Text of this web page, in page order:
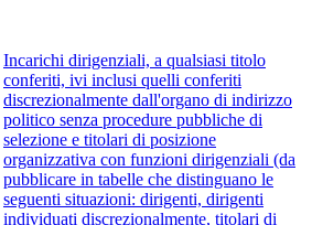
Incarichi dirigenziali, a qualsiasi titolo
conferiti, ivi inclusi quelli conferiti
discrezionalmente dall'organo di indirizzo
politico senza procedure pubbliche di
selezione e titolari di posizione
organizzativa con funzioni dirigenziali (da
pubblicare in tabelle che distinguano le
seguenti situazioni: dirigenti, dirigenti
individuati discrezionalmente, titolari di